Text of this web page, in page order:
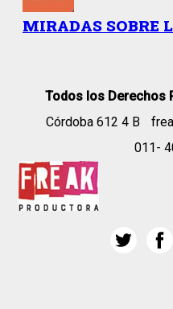
MIRADAS SOBRE
Todos los Derechos
Córdoba 612 4 B
011-